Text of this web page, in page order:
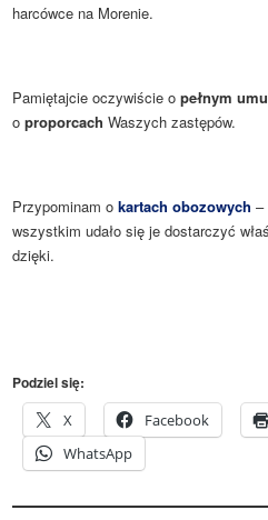
harcówce na Morenie.
Pamiętajcie oczywiście opełnym
oproporcach Waszych zastępów.
Przypominam okartach obozowych –
wszystkim udało się je dostarczyć
dzięki.
Podziel się:
X
Facebook
WhatsApp